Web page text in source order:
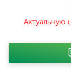
Актуальную